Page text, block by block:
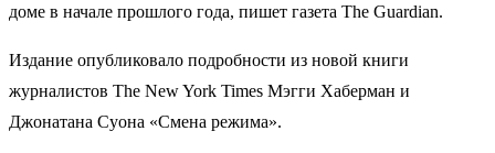
доме в начале прошлого года, пишет газета The Guardian.
Издание опубликовало подробности из новой книги
журналистов The New York Times Мэгги Хаберман и
Джонатана Суона «Смена режима».